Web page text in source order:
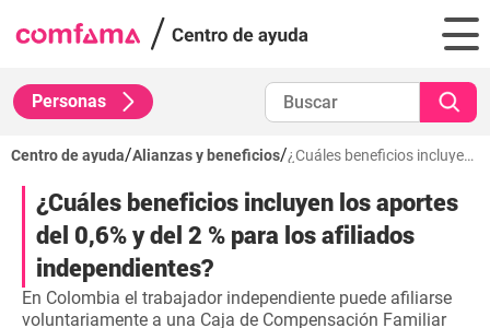
Personas
Centro de ayuda/Alianzas y beneficios/ ¿Cuáles beneficios incluyen los aportes del 0,6% y del 2 % para los afiliados independientes?
¿Cuáles beneficios incluyen los aportes
del 0,6% y del 2 % para los afiliados
independientes?
En Colombia el trabajador independiente puede afiliarse
voluntariamente a una Caja de Compensación Familiar